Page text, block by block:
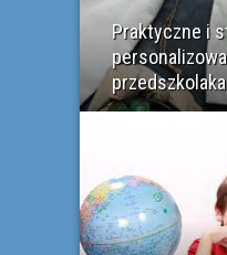
Praktyczne i